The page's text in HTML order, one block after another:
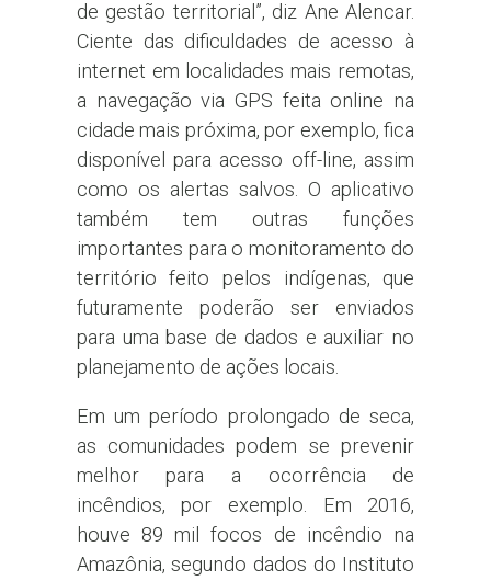
de gestão territorial”, diz Ane Alencar.
Ciente das dificuldades de acesso à
internet em localidades mais remotas,
a navegação via GPS feita online na
cidade mais próxima, por exemplo, fica
disponível para acesso off-line, assim
como os alertas salvos. O aplicativo
também tem outras funções
importantes para o monitoramento do
território feito pelos indígenas, que
futuramente poderão ser enviados
para uma base de dados e auxiliar no
planejamento de ações locais.
Em um período prolongado de seca,
as comunidades podem se prevenir
melhor para a ocorrência de
incêndios, por exemplo. Em 2016,
houve 89 mil focos de incêndio na
Amazônia, segundo dados do Instituto